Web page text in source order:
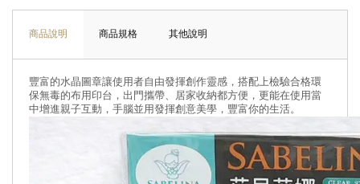
商品說明 商品規格 其他說明
豐富的水晶圖章讓使用者自由發揮創作靈感，搭配上檢驗合格環
保無毒的布用印台，出門攜帶、居家收納都方便，更能在使用當
中增進親子互動，手腦並用發揮創意美學，豐富你的生活。